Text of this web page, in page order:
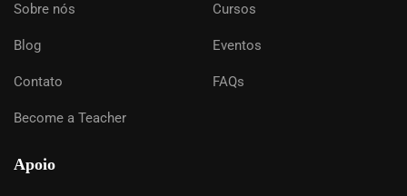
Sobre nós
Blog
Contato
Become a Teacher
Cursos
Eventos
FAQs
Apoio